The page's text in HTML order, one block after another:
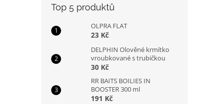
Top 5 produktů
OLPRA FLAT
23 Kč
DELPHIN Olověné krmítko
vroubkované s trubičkou
30 Kč
RR BAITS BOILIES IN
BOOSTER 300 ml
191 Kč